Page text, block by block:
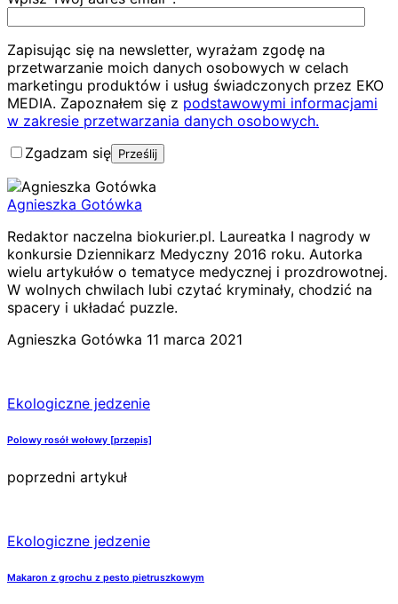
Zapisując się na newsletter, wyrażam zgodę na
przetwarzanie moich danych osobowych w celach
marketingu produktów i usług świadczonych przez EKO
MEDIA. Zapoznałem się z podstawowymi informacjami
w zakresie przetwarzania danych osobowych.
Zgadzam się
Agnieszka Gotówka
Redaktor naczelna biokurier.pl. Laureatka I nagrody w
konkursie Dziennikarz Medyczny 2016 roku. Autorka
wielu artykułów o tematyce medycznej i prozdrowotnej.
W wolnych chwilach lubi czytać kryminały, chodzić na
spacery i układać puzzle.
Agnieszka Gotówka 11 marca 2021
Ekologiczne jedzenie
Polowy rosół wołowy [przepis]
poprzedni artykuł
Ekologiczne jedzenie
Makaron z grochu z pesto pietruszkowym